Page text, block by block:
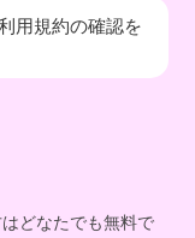
用規約の確認を
どなたでも無料で